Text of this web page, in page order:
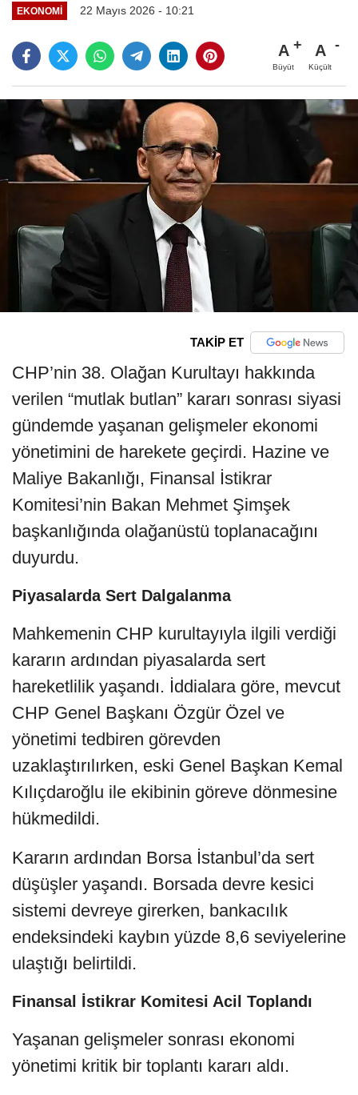
EKONOMI 22 Mayıs 2026 - 10:21
A
Büyüt
A
Küçült
TAKİP ET
CHP’nin 38. Olağan Kurultayı hakkında
verilen “mutlak butlan” kararı sonrası siyasi
gündemde yaşanan gelişmeler ekonomi
yönetimini de harekete geçirdi. Hazine ve
Maliye Bakanlığı, Finansal İstikrar
Komitesi’nin Bakan Mehmet Şimşek
başkanlığında olağanüstü toplanacağını
duyurdu.
Piyasalarda Sert Dalgalanma
Mahkemenin CHP kurultayıyla ilgili verdiği
kararın ardından piyasalarda sert
hareketlilik yaşandı. İddialara göre, mevcut
CHP Genel Başkanı Özgür Özel ve
yönetimi tedbiren görevden
uzaklaştırılırken, eski Genel Başkan Kemal
Kılıçdaroğlu ile ekibinin göreve dönmesine
hükmedildi.
Kararın ardından Borsa İstanbul’da sert
düşüşler yaşandı. Borsada devre kesici
sistemi devreye girerken, bankacılık
endeksindeki kaybın yüzde 8,6 seviyelerine
ulaştığı belirtildi.
Finansal İstikrar Komitesi Acil Toplandı
Yaşanan gelişmeler sonrası ekonomi
yönetimi kritik bir toplantı kararı aldı.